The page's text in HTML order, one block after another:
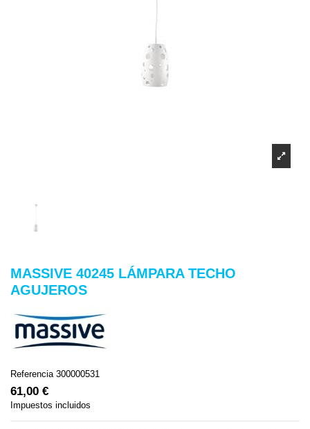
MASSIVE 40245 LÁMPARA TECHO
AGUJEROS
Referencia 300000531
61,00 €
Impuestos incluidos